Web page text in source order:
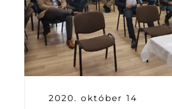
2020. október 14